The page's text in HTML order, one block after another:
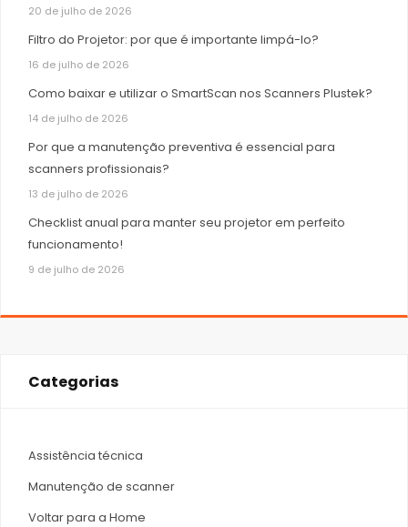
20 de julho de 2026
Filtro do Projetor: por que é importante limpá-lo?
16 de julho de 2026
Como baixar e utilizar o SmartScan nos Scanners Plustek?
14 de julho de 2026
Por que a manutenção preventiva é essencial para
scanners profissionais?
13 de julho de 2026
Checklist anual para manter seu projetor em perfeito
funcionamento!
9 de julho de 2026
Categorias
Assistência técnica
Manutenção de scanner
Voltar para a Home